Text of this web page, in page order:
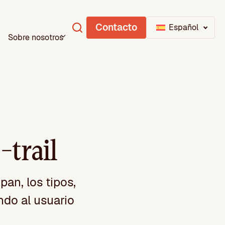
Sobre nosotros
Contacto Español
trail
los tipos,
al usuario